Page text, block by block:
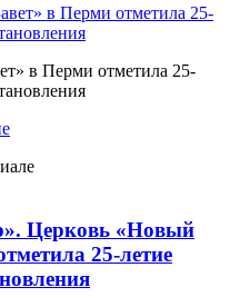
в Перми отметила 25-
Церковь «Новый
25-летие